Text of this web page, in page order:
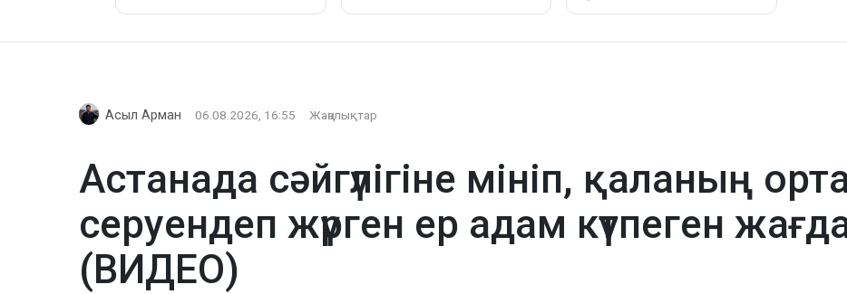
Асыл Арман 06.08.2026, 16:55 Жаңалықтар
Астанада сәйгүлігіне мініп, қаланың
серуендеп жүрген ер адам күтпеген
(ВИДЕО)